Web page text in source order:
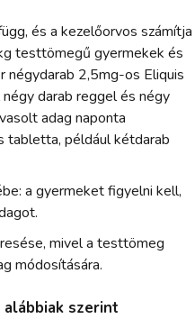
és a kezelőorvos számítja
testtömegű gyermekek és
négydarab 2,5mg-os Eliquis
darab reggel és négy
adag naponta
tabletta, például kétdarab
a gyermeket figyelni kell,
mivel a testtömeg
módosítására.
szerint